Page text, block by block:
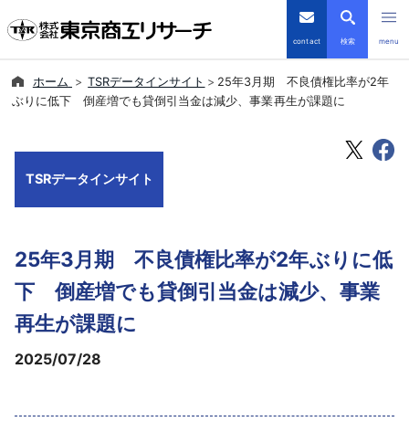
contact 検索 menu
倒産・注目企業情報
会社案内
ホーム TSRデータインサイト
25年3月期 不良債権比率が2年
ぶりに低下 倒産増でも貸倒引当金は減少、事業再生が課題に
TSRデータインサイト
25年3月期 不良債権比率が2年ぶりに低
下 倒産増でも貸倒引当金は減少、事業
再生が課題に
2025/07/28